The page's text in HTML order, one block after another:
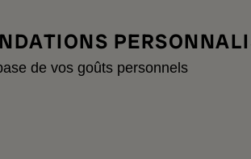
de vos goûts personnels